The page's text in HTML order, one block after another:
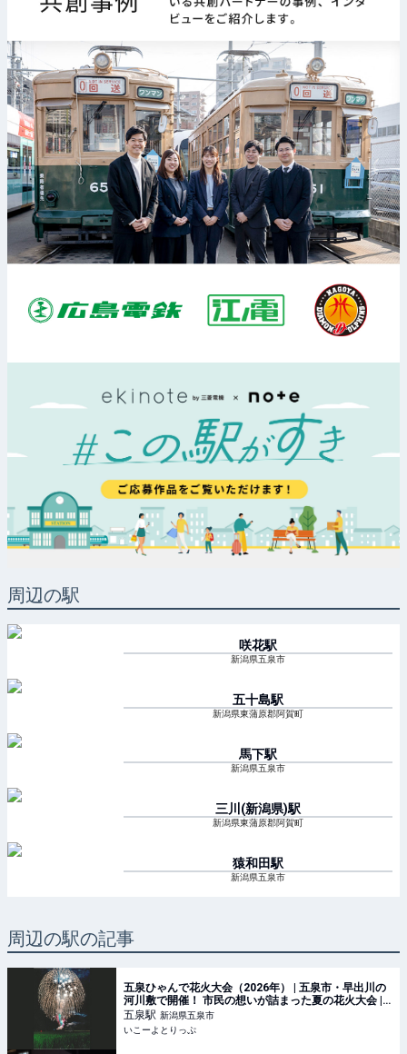
周辺の駅
咲花駅
新潟県五泉市
五十島駅
新潟県東蒲原郡阿賀町
馬下駅
新潟県五泉市
三川(新潟県)駅
新潟県東蒲原郡阿賀町
猿和田駅
新潟県五泉市
周辺の駅の記事
五泉ひゃんで花火大会（2026年） | 五泉市・早出川の
河川敷で開催！ 市民の想いが詰まった夏の花火大会 |
新潟県五泉市 | いこーよとりっぷ
五泉駅 新潟県五泉市
いこーよとりっぷ